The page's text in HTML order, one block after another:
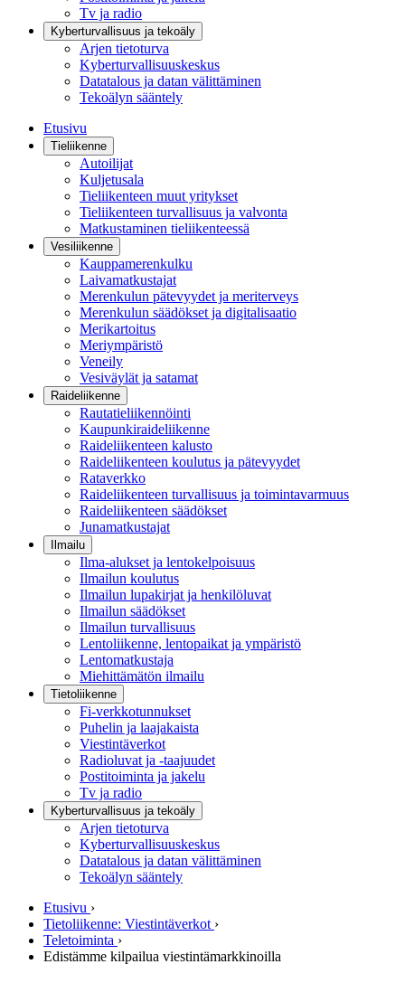
Tv ja radio
Kyberturvallisuus ja tekoäly
Arjen tietoturva
Kyberturvallisuuskeskus
Datatalous ja datan välittäminen
Tekoälyn sääntely
Etusivu
Tieliikenne
Autoilijat
Kuljetusala
Tieliikenteen muut yritykset
Tieliikenteen turvallisuus ja valvonta
Matkustaminen tieliikenteessä
Vesiliikenne
Kauppamerenkulku
Laivamatkustajat
Merenkulun pätevyydet ja meriterveys
Merenkulun säädökset ja digitalisaatio
Merikartoitus
Meriympäristö
Veneily
Vesiväylät ja satamat
Raideliikenne
Rautatieliikennöinti
Kaupunkiraideliikenne
Raideliikenteen kalusto
Raideliikenteen koulutus ja pätevyydet
Rataverkko
Raideliikenteen turvallisuus ja toimintavarmuus
Raideliikenteen säädökset
Junamatkustajat
Ilmailu
Ilma-alukset ja lentokelpoisuus
Ilmailun koulutus
Ilmailun lupakirjat ja henkilöluvat
Ilmailun säädökset
Ilmailun turvallisuus
Lentoliikenne, lentopaikat ja ympäristö
Lentomatkustaja
Miehittämätön ilmailu
Tietoliikenne
Fi-verkkotunnukset
Puhelin ja laajakaista
Viestintäverkot
Radioluvat ja -taajuudet
Postitoiminta ja jakelu
Tv ja radio
Kyberturvallisuus ja tekoäly
Arjen tietoturva
Kyberturvallisuuskeskus
Datatalous ja datan välittäminen
Tekoälyn sääntely
Etusivu ›
Tietoliikenne: Viestintäverkot ›
Teletoiminta ›
Edistämme kilpailua viestintämarkkinoilla